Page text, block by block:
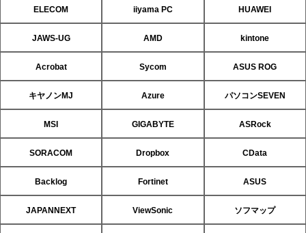
ELECOM iiyama PC HUAWEI
JAWS-UG AMD kintone
Acrobat Sycom ASUS ROG
キヤノンMJ Azure パソコンSEVEN
MSI GIGABYTE ASRock
SORACOM Dropbox CData
Backlog Fortinet ASUS
JAPANNEXT ViewSonic ソフマップ